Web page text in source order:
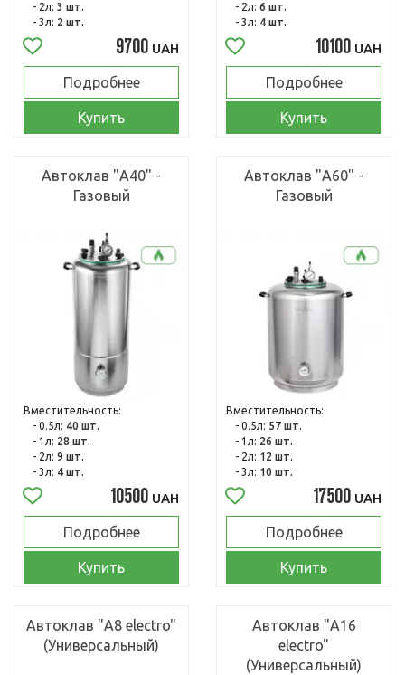
- 2л: 3 шт.
- 3л: 2 шт.
9700 UAH
Подробнее
Купить
- 2л: 6 шт.
- 3л: 4 шт.
10100 UAH
Подробнее
Купить
Автоклав "А40" -
Газовый
Вместительность:
- 0.5л: 40 шт.
- 1л: 28 шт.
- 2л: 9 шт.
- 3л: 4 шт.
10500 UAH
Подробнее
Купить
Автоклав "А60" -
Газовый
Вместительность:
- 0.5л: 57 шт.
- 1л: 26 шт.
- 2л: 12 шт.
- 3л: 10 шт.
17500 UAH
Подробнее
Купить
Автоклав "А8 electro"
(Универсальный)
Автоклав "А16
electro"
(Универсальный)